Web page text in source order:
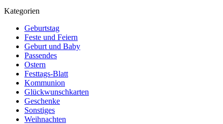
Kategorien
Geburtstag
Feste und Feiern
Geburt und Baby
Passendes
Ostern
Festtags-Blatt
Kommunion
Glückwunschkarten
Geschenke
Sonstiges
Weihnachten